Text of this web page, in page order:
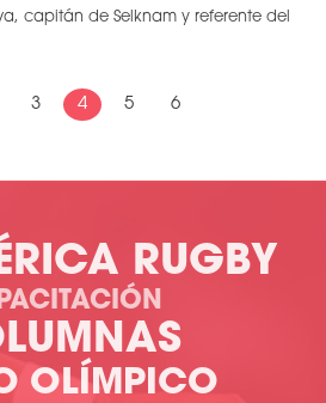
capitán de Selknam y referente del
3 4 5 6
RUGBY
OLÍMPICO